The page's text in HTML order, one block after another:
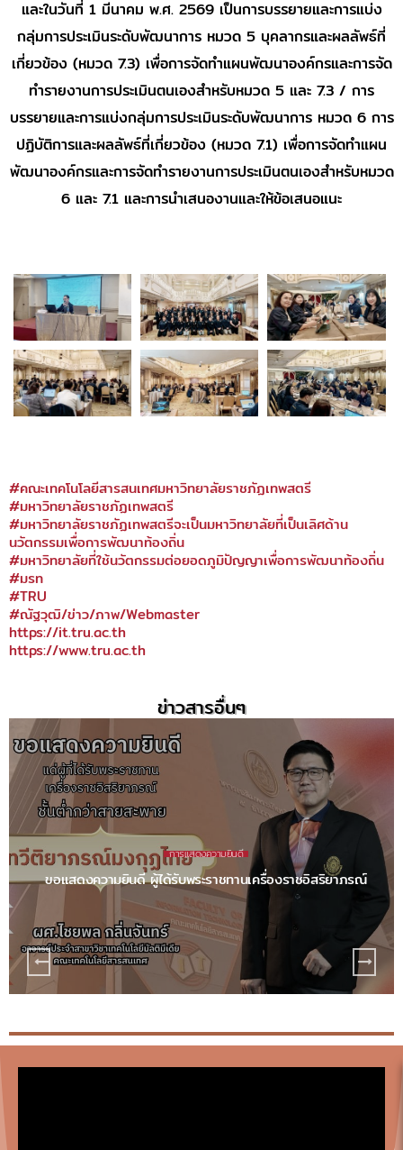
และในวันที่ 1 มีนาคม พ.ศ. 2569 เป็นการบรรยายและการแบ่ง
กลุ่มการประเมินระดับพัฒนาการ หมวด 5 บุคลากรและผลลัพธ์ที่
เกี่ยวข้อง (หมวด 7.3) เพื่อการจัดทำแผนพัฒนาองค์กรและการจัด
ทำรายงานการประเมินตนเองสำหรับหมวด 5 และ 7.3 / การ
บรรยายและการแบ่งกลุ่มการประเมินระดับพัฒนาการ หมวด 6 การ
ปฏิบัติการและผลลัพธ์ที่เกี่ยวข้อง (หมวด 7.1) เพื่อการจัดทำแผน
พัฒนาองค์กรและการจัดทำรายงานการประเมินตนเองสำหรับหมวด
6 และ 7.1 และการนำเสนองานและให้ข้อเสนอแนะ
#คณะเทคโนโลยีสารสนเทศมหาวิทยาลัยราชภัฏเทพสตรี
#มหาวิทยาลัยราชภัฏเทพสตรี
#มหาวิทยาลัยราชภัฏเทพสตรีจะเป็นมหาวิทยาลัยที่เป็นเลิศด้าน
นวัตกรรมเพื่อการพัฒนาท้องถิ่น
#มหาวิทยาลัยที่ใช้นวัตกรรมต่อยอดภูมิปัญญาเพื่อการพัฒนาท้องถิ่น
#มรท
#TRU
#ณัฐวุฒิ/ข่าว/ภาพ/Webmaster
https://it.tru.ac.th
https://www.tru.ac.th
ข่าวสารอื่นๆ
จดหมายข่าว
มิถุนายน 2569